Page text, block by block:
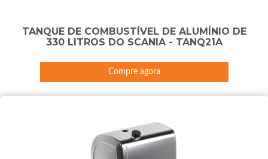
TANQUE DE COMBUSTÍVEL DE ALUMÍNIO DE
330 LITROS DO SCANIA - TANQ21A
Compre agora